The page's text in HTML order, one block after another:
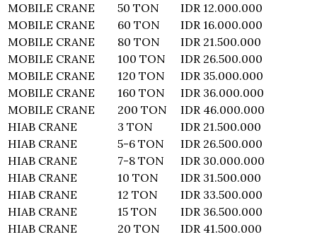
MOBILE CRANE
50 TON
IDR 12.000.000
MOBILE CRANE
60 TON
IDR 16.000.000
MOBILE CRANE
80 TON
IDR 21.500.000
MOBILE CRANE
100 TON
IDR 26.500.000
MOBILE CRANE
120 TON
IDR 35.000.000
MOBILE CRANE
160 TON
IDR 36.000.000
MOBILE CRANE
200 TON
IDR 46.000.000
HIAB CRANE
3 TON
IDR 21.500.000
HIAB CRANE
5-6 TON
IDR 26.500.000
HIAB CRANE
7-8 TON
IDR 30.000.000
HIAB CRANE
10 TON
IDR 31.500.000
HIAB CRANE
12 TON
IDR 33.500.000
HIAB CRANE
15 TON
IDR 36.500.000
HIAB CRANE
20 TON
IDR 41.500.000